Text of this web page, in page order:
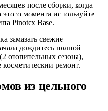
после сборки, когда
момента используйте
Pinotex Base.
замазать свежие
дождитесь полной
отопительных сезона),
ремонт.
из цельного